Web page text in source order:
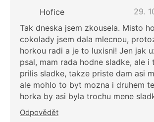
Hofice
29.
Tak dneska jsem zkousela. Misto
cokolady jsem dala mlecnou,
horkou radi a je to luxisni! Jen jak
psal, mam rada hodne sladke, ale
prilis sladke, takze priste dam asi
ale mohlo to byt mozna i druhem
horka by asi byla trochu mene
Odpovědět